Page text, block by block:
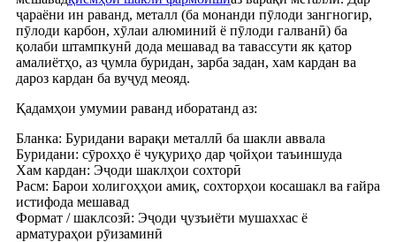
ҷараёни ин раванд, металл (ба монанди пӯлоди зангногир,
пӯлоди карбон, хӯлаи алюминий ё пӯлоди галванӣ) ба
қолаби штампкунӣ дода мешавад ва тавассути як қатор
амалиётҳо, аз ҷумла буридан, зарба задан, хам кардан ва
дароз кардан ба вуҷуд меояд.
Қадамҳои умумии раванд иборатанд аз:
Бланка: Буридани варақи металлӣ ба шакли аввала
Буридани: сӯрохҳо ё чуқуриҳо дар ҷойҳои таъиншуда
Хам кардан: Эҷоди шаклҳои сохторӣ
Расм: Барои холигоҳҳои амиқ, сохторҳои косашакл ва ғайра
истифода мешавад
Формат / шаклсозӣ: Эҷоди ҷузъиёти мушаххас ё
арматураҳои рӯизаминӣ